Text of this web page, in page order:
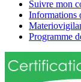
Suivre mon
Informations
Programme